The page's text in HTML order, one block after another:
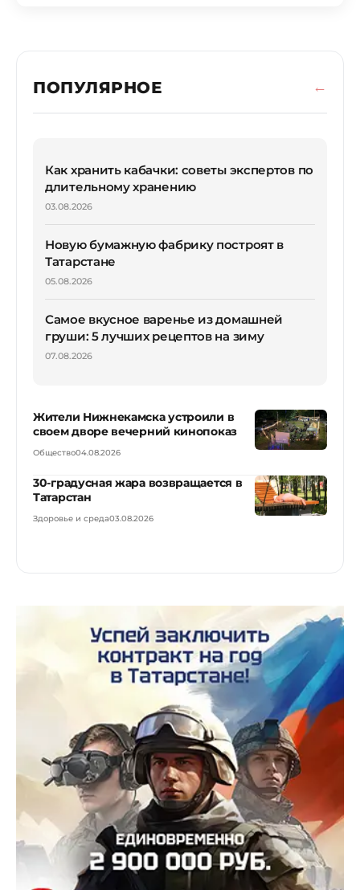
ПОПУЛЯРНОЕ
Как хранить кабачки: советы экспертов по
длительному хранению
03.08.2026
Новую бумажную фабрику построят в
Татарстане
05.08.2026
Самое вкусное варенье из домашней
груши: 5 лучших рецептов на зиму
07.08.2026
Жители Нижнекамска устроили в
своем дворе вечерний кинопоказ
Общество04.08.2026
30-градусная жара возвращается в
Татарстан
Здоровье и среда03.08.2026